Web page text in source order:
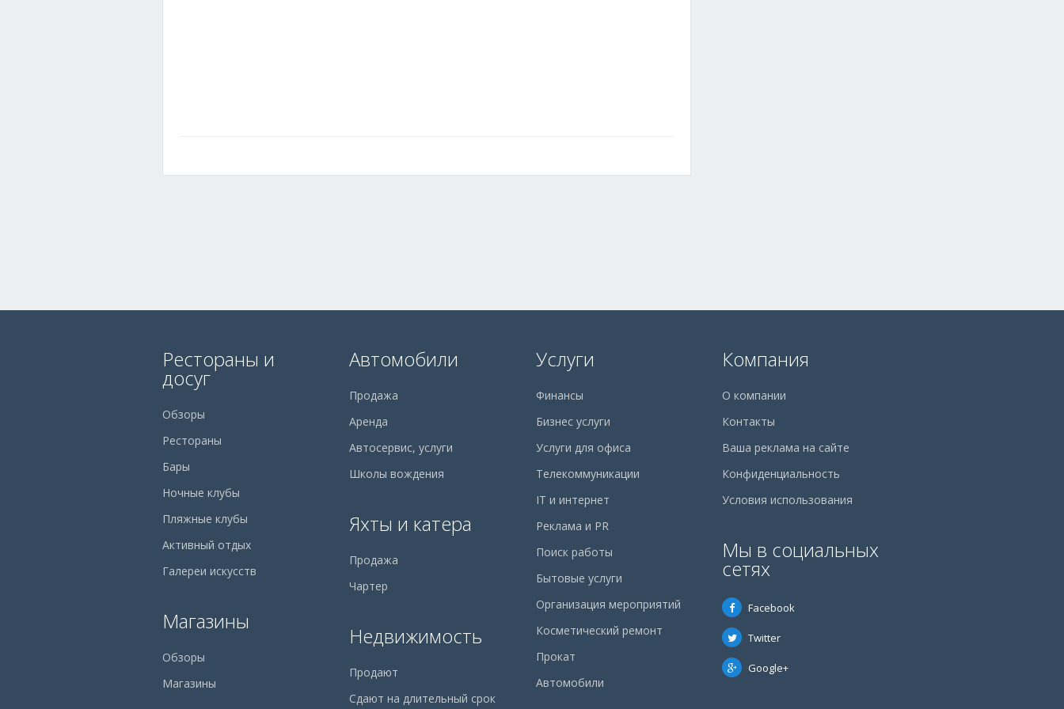
Рестораны и
досуг
Обзоры
Рестораны
Бары
Ночные клубы
Пляжные клубы
Активный отдых
Галереи искусств
Магазины
Обзоры
Магазины
Автомобили
Продажа
Аренда
Автосервис, услуги
Школы вождения
Яхты и катера
Продажа
Чартер
Недвижимость
Продают
Сдают на длительный срок
Услуги
Финансы
Бизнес услуги
Услуги для офиса
Телекоммуникации
IT и интернет
Реклама и PR
Поиск работы
Бытовые услуги
Организация мероприятий
Косметический ремонт
Прокат
Автомобили
Компания
О компании
Контакты
Ваша реклама на сайте
Конфиденциальность
Условия использования
Мы в социальных
сетях
Facebook
Twitter
Google+